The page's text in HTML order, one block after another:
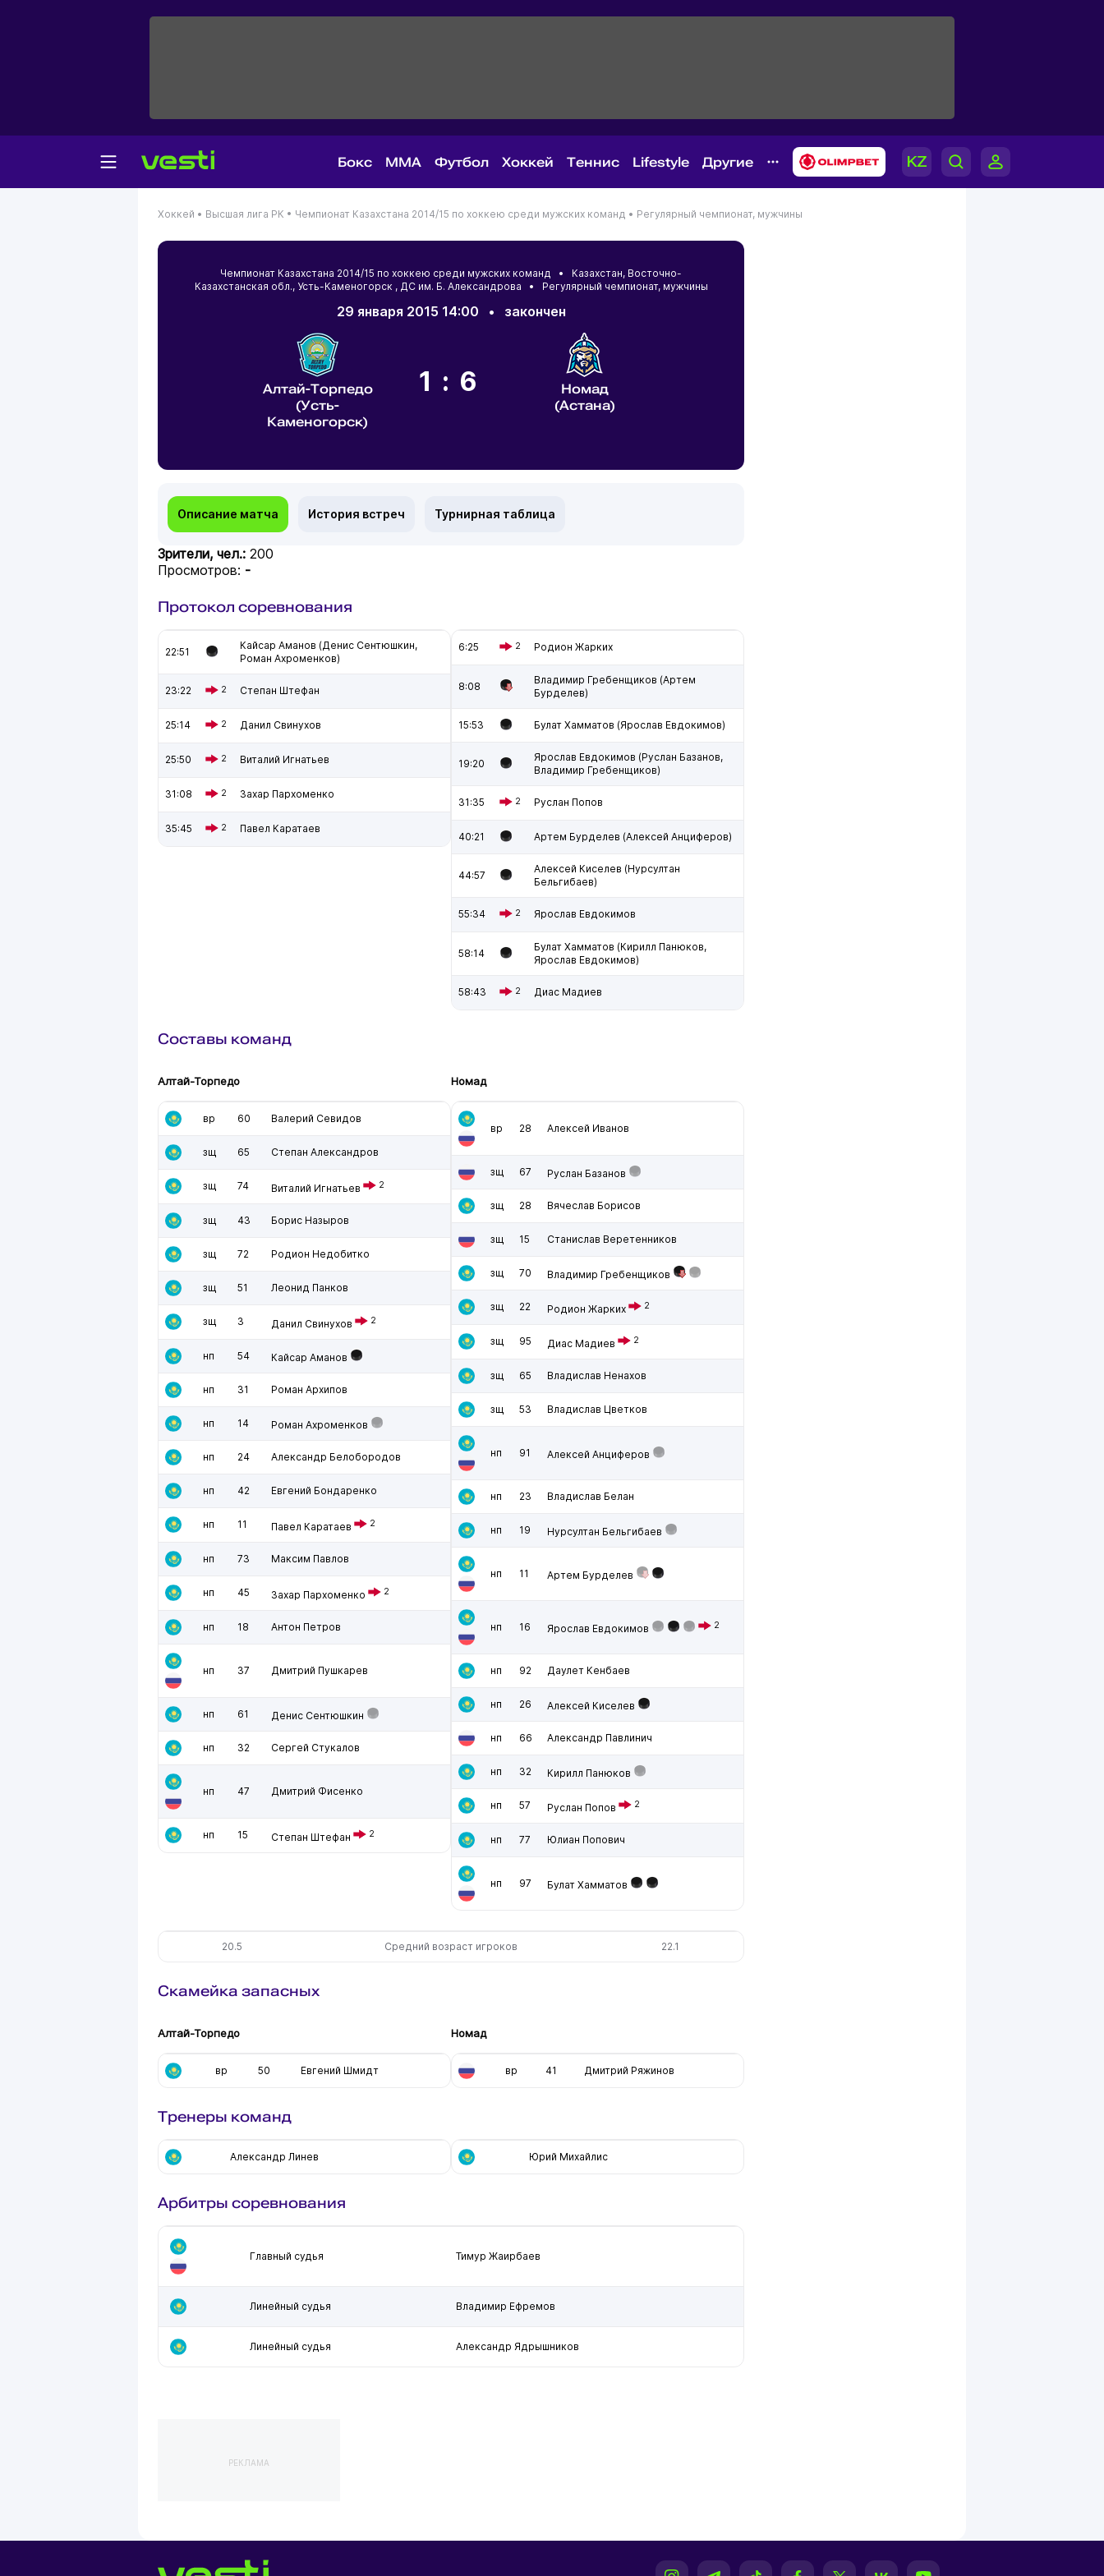
Бокс MMA Футбол Хоккей Теннис Lifestyle Другие
Хоккей • Высшая лига РК • Чемпионат Казахстана 2014/15 по хоккею среди мужских команд • Регулярный чемпионат, мужчины
Чемпионат Казахстана 2014/15 по хоккею среди мужских команд • Казахстан, Восточно-
Казахстанская обл., Усть-Каменогорск , ДС им. Б. Александрова • Регулярный чемпионат, мужчины
29 января 2015 14:00 • закончен
Алтай-Торпедо
(Усть-
Каменогорск)
1:6
Номад
(Астана)
Описание матча История встреч Турнирная таблица
Зрители, чел.: 200
Просмотров: -
Протокол соревнования
22:51
Кайсар Аманов (Денис Сентюшкин,
Роман Ахроменков)
23:22 2 Степан Штефан
25:14 2 Данил Свинухов
25:50 2 Виталий Игнатьев
31:08 2 Захар Пархоменко
35:45 2 Павел Каратаев
6:25 2 Родион Жарких
8:08
Владимир Гребенщиков (Артем
Бурделев)
15:53 Булат Хамматов (Ярослав Евдокимов)
19:20
Ярослав Евдокимов (Руслан Базанов,
Владимир Гребенщиков)
31:35 2 Руслан Попов
40:21 Артем Бурделев (Алексей Анциферов)
44:57
Алексей Киселев (Нурсултан
Бельгибаев)
55:34 2 Ярослав Евдокимов
58:14
Булат Хамматов (Кирилл Панюков,
Ярослав Евдокимов)
58:43 2 Диас Мадиев
Составы команд
Алтай-Торпедо
вр 60 Валерий Севидов
зщ 65 Степан Александров
зщ 74 Виталий Игнатьев 2
зщ 43 Борис Назыров
зщ 72 Родион Недобитко
зщ 51 Леонид Панков
зщ 3 Данил Свинухов 2
нп 54 Кайсар Аманов
нп 31 Роман Архипов
нп 14 Роман Ахроменков
нп 24 Александр Белобородов
нп 42 Евгений Бондаренко
нп 11 Павел Каратаев 2
нп 73 Максим Павлов
нп 45 Захар Пархоменко 2
нп 18 Антон Петров
нп 37 Дмитрий Пушкарев
нп 61 Денис Сентюшкин
нп 32 Сергей Стукалов
нп 47 Дмитрий Фисенко
нп 15 Степан Штефан 2
Номад
вр 28 Алексей Иванов
зщ 67 Руслан Базанов
зщ 28 Вячеслав Борисов
зщ 15 Станислав Веретенников
зщ 70 Владимир Гребенщиков
зщ 22 Родион Жарких 2
зщ 95 Диас Мадиев 2
зщ 65 Владислав Ненахов
зщ 53 Владислав Цветков
нп 91 Алексей Анциферов
нп 23 Владислав Белан
нп 19 Нурсултан Бельгибаев
нп 11 Артем Бурделев
нп 16 Ярослав Евдокимов 2
нп 92 Даулет Кенбаев
нп 26 Алексей Киселев
нп 66 Александр Павлинич
нп 32 Кирилл Панюков
нп 57 Руслан Попов 2
нп 77 Юлиан Попович
нп 97 Булат Хамматов
20.5 Средний возраст игроков 22.1
Скамейка запасных
Алтай-Торпедо
вр 50 Евгений Шмидт
Номад
вр 41 Дмитрий Ряжинов
Тренеры команд
Александр Линев Юрий Михайлис
Арбитры соревнования
Главный судья Тимур Жаирбаев
Линейный судья Владимир Ефремов
Линейный судья Александр Ядрышников
РЕКЛАМА